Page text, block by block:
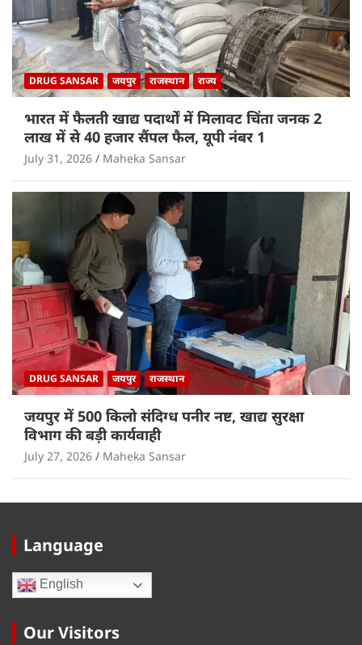
DRUG SANSAR जयपुर राजस्थान राज्य
भारत में फैलती खाद्य पदार्थों में मिलावट चिंता जनक 2
लाख में से 40 हजार सैंपल फैल, यूपी नंबर 1
July 31, 2026 Maheka Sansar
DRUG SANSAR जयपुर राजस्थान
जयपुर में 500 किलो संदिग्ध पनीर नष्ट, खाद्य सुरक्षा
विभाग की बड़ी कार्यवाही
July 27, 2026 Maheka Sansar
Language
English
Our Visitors